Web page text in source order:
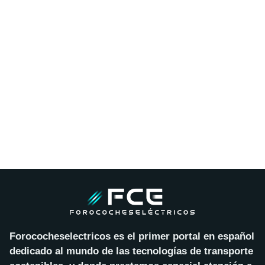
Forococheselectricos es el primer portal en español
dedicado al mundo de las tecnologías de transporte